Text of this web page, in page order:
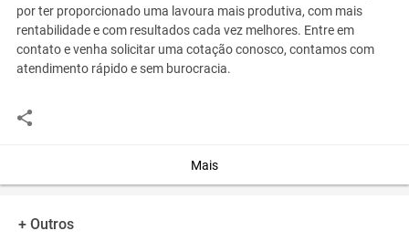
por ter proporcionado uma lavoura mais produtiva, com mais
rentabilidade e com resultados cada vez melhores. Entre em
contato e venha solicitar uma cotação conosco, contamos com
atendimento rápido e sem burocracia.
Você assume toda a responsabilidade pela cotação deste item. Você acha que
este anúncio é contra a política de Agroads?
Mais
+ Outros